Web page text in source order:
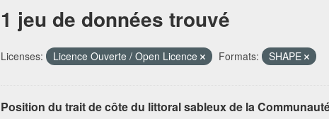
1 jeu de données trouvé
Licenses: Licence Ouverte / Open Licence Formats: SHAPE
Position du trait de côte du littoral sableux de la